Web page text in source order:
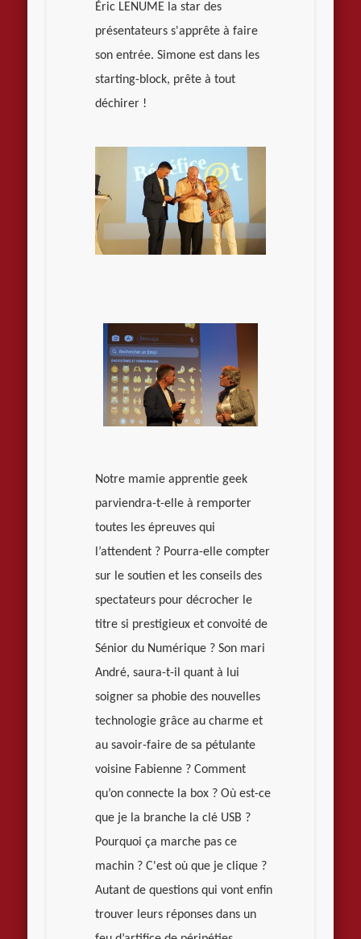
Éric LENUME la star des
présentateurs s'apprête à faire
son entrée. Simone est dans les
starting-block, prête à tout
déchirer !
Notre mamie apprentie geek
parviendra-t-elle à remporter
toutes les épreuves qui
l’attendent ? Pourra-elle compter
sur le soutien et les conseils des
spectateurs pour décrocher le
titre si prestigieux et convoité de
Sénior du Numérique ? Son mari
André, saura-t-il quant à lui
soigner sa phobie des nouvelles
technologie grâce au charme et
au savoir-faire de sa pétulante
voisine Fabienne ? Comment
qu’on connecte la box ? Où est-ce
que je la branche la clé USB ?
Pourquoi ça marche pas ce
machin ? C'est où que je clique ?
Autant de questions qui vont enfin
trouver leurs réponses dans un